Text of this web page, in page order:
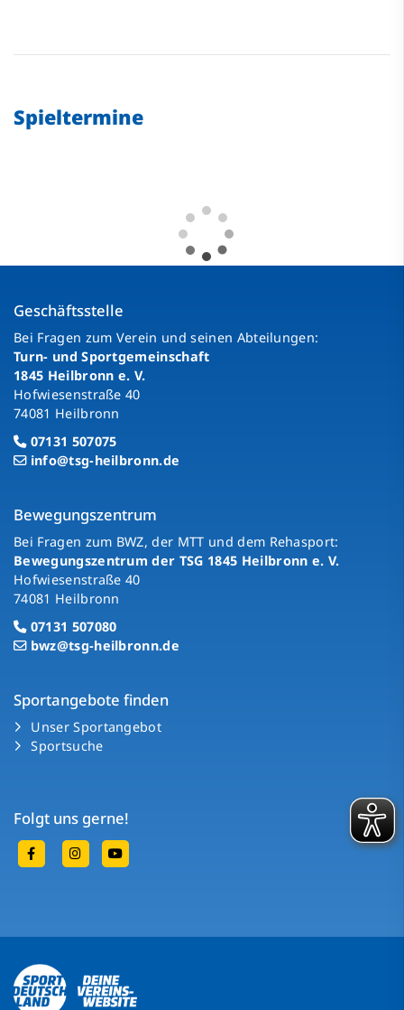
Spieltermine
Geschäftsstelle
Bei Fragen zum Verein und seinen Abteilungen:
Turn- und Sportgemeinschaft
1845 Heilbronn e. V.
Hofwiesenstraße 40
74081 Heilbronn
07131 507075
info@tsg-heilbronn.de
Bewegungszentrum
Bei Fragen zum BWZ, der MTT und dem Rehasport:
Bewegungszentrum der TSG 1845 Heilbronn e. V.
Hofwiesenstraße 40
74081 Heilbronn
07131 507080
bwz@tsg-heilbronn.de
Sportangebote finden
Unser Sportangebot
Sportsuche
Folgt uns gerne!